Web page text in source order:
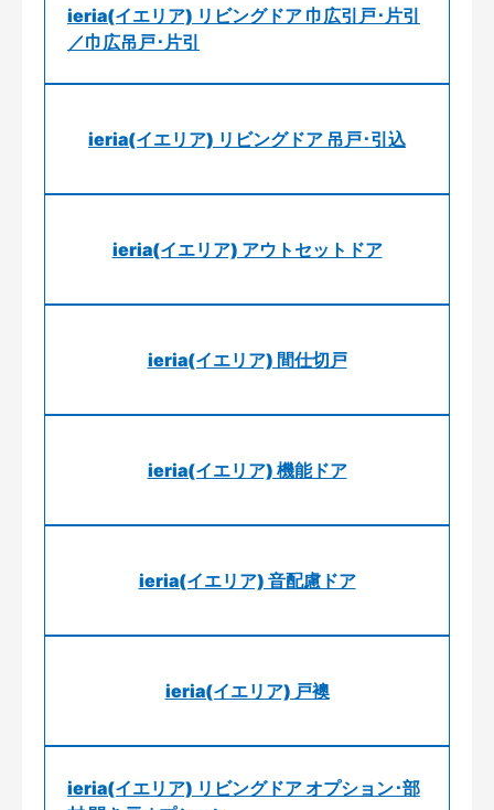
ieria(イエリア) リビングドア 巾広引戸･片引
／巾広吊戸･片引
ieria(イエリア) リビングドア 吊戸･引込
ieria(イエリア) アウトセットドア
ieria(イエリア) 間仕切戸
ieria(イエリア) 機能ドア
ieria(イエリア) 音配慮ドア
ieria(イエリア) 戸襖
ieria(イエリア) リビングドア オプション･部